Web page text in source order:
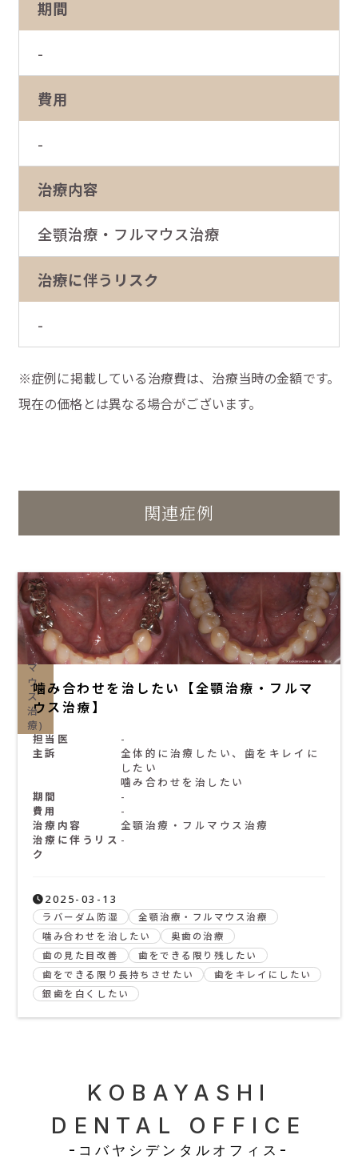
期間
-
費用
-
治療内容
全顎治療・フルマウス治療
治療に伴うリスク
-
※症例に掲載している治療費は、治療当時の金額です。
現在の価格とは異なる場合がございます。
関連症例
全
顎
治
療
(フ
ル
マ
ウ
ス
治
療)
噛み合わせを治したい【全顎治療・フルマ
ウス治療】
担当医
-
主訴
全体的に治療したい、歯をキレイに
したい
噛み合わせを治したい
期間
-
費用
-
治療内容
全顎治療・フルマウス治療
治療に伴うリス
ク
-
2025-03-13
ラバーダム防湿
全顎治療・フルマウス治療
噛み合わせを治したい
奥歯の治療
歯の見た目改善
歯をできる限り残したい
歯をできる限り長持ちさせたい
歯をキレイにしたい
銀歯を白くしたい
KOBAYASHI
DENTAL OFFICE
-コバヤシデンタルオフィス-